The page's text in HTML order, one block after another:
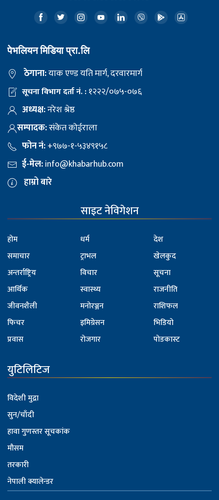
पेभलियन मिडिया प्रा.लि
ठेगाना:याक एण्ड यति मार्ग, दरवारमार्ग
सूचना विभाग दर्ता नं. :१२२२/०७५-०७६
अध्यक्ष:नरेश श्रेष्ठ
सम्पादक:संकेत कोईराला
फोन नं:+९७७-१-५३४९१५८
ई-मेल:info@khabarhub.com
हाम्रो बारे
साइट नेविगेशन
होम
समाचार
अन्तर्राष्ट्रिय
आर्थिक
जीवनशैली
फिचर
प्रवास
धर्म
ट्राभल
विचार
स्वास्थ्य
मनोरञ्जन
इमिग्रेसन
रोजगार
देश
खेलकुद
सूचना
राजनीति
राशिफल
भिडियो
पोडकास्ट
युटिलिटिज
विदेशी मुद्रा
सुन/चाँदी
हावा गुणस्तर सूचकांक
मौसम
तरकारी
नेपाली क्यालेन्डर